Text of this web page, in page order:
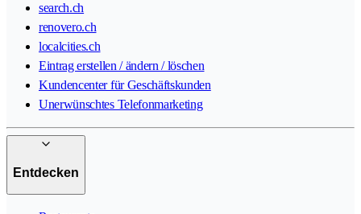
search.ch
renovero.ch
localcities.ch
Eintrag erstellen / ändern / löschen
Kundencenter für Geschäftskunden
Unerwünschtes Telefonmarketing
Entdecken